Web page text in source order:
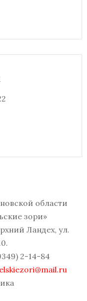
области
зори»
Ландех, ул.
2-14-84